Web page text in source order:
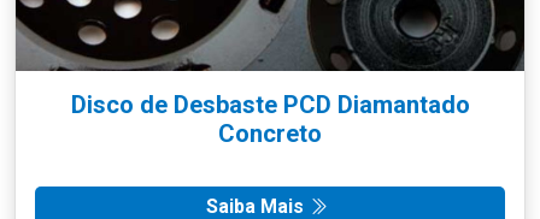
Disco de Desbaste PCD Diamantado
Concreto
Saiba Mais